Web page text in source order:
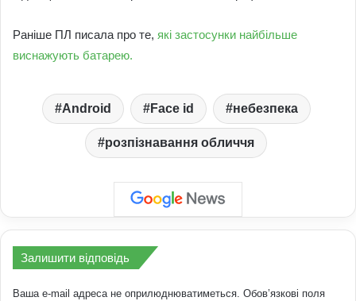
Раніше ПЛ писала про те, які застосунки найбільше
виснажують батарею.
Android Face id небезпека
розпізнавання обличчя
Залишити відповідь
Ваша e-mail адреса не оприлюднюватиметься. Обов’язкові поля